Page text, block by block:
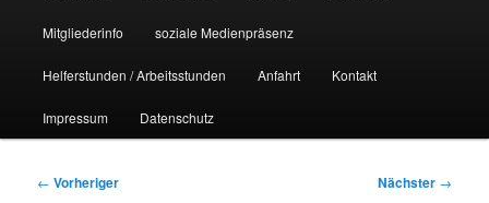
Mitgliederinfo soziale Medienpräsenz
Helferstunden / Arbeitsstunden Anfahrt Kontakt
Impressum Datenschutz
Beitragsnavigation
← Vorheriger Nächster →